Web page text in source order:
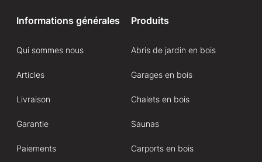
Informations générales
Qui sommes nous
Articles
Livraison
Garantie
Paiements
Produits
Abris de jardin en bois
Garages en bois
Chalets en bois
Saunas
Carports en bois